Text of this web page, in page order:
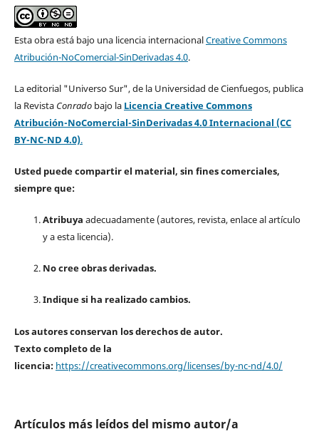
Esta obra está bajo una licencia internacionalCreative Commons
Atribución-NoComercial-SinDerivadas 4.0.
La editorial "Universo Sur", de la Universidad de Cienfuegos, publica
la Revista Conradobajo la Licencia Creative Commons
Atribución-NoComercial-SinDerivadas 4.0 Internacional (CC
BY-NC-ND 4.0).
Usted puede compartir el material, sin fines comerciales,
siempre que:
Atribuya adecuadamente (autores, revista, enlace al artículo
y a esta licencia).
No cree obras derivadas.
Indique si ha realizado cambios.
Los autores conservan los derechos de autor.
Texto completo de la
licencia: https://creativecommons.org/licenses/by-nc-nd/4.0/
Artículos más leídos del mismo autor/a